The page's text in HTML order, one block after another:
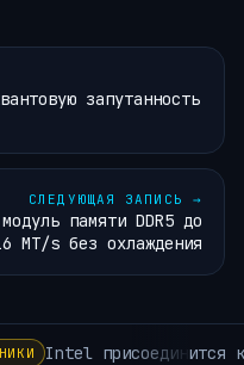
запутанность
СЛЕДУЮЩАЯ ЗАПИСЬ →
памяти DDR5 до
MT/s без охлаждения
Intel присоединится к